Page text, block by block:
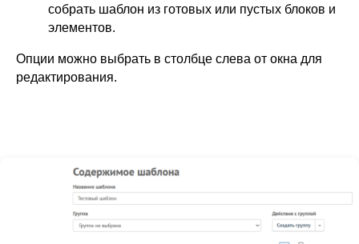
собрать шаблон из готовых или пустых блоков и
элементов.
Опции можно выбрать в столбце слева от окна для
редактирования.